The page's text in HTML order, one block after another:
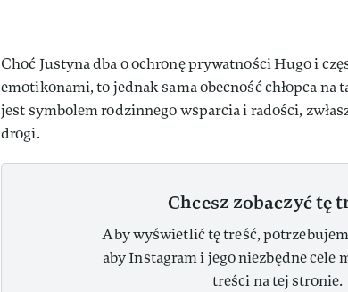
Choć Justyna dba o ochronę prywatności Hugo i
emotikonami, to jednak sama obecność chłopca
jest symbolem rodzinnego wsparcia i radości,
drogi.
Chcesz zobaczyć tę
Aby wyświetlić tę treść,
aby Instagram i jego niezbędne cele
treści na tej stronie.